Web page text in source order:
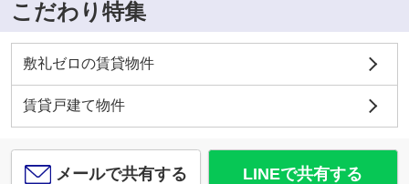
こだわり特集
敷礼ゼロの賃貸物件
賃貸戸建て物件
メールで共有する LINEで共有する